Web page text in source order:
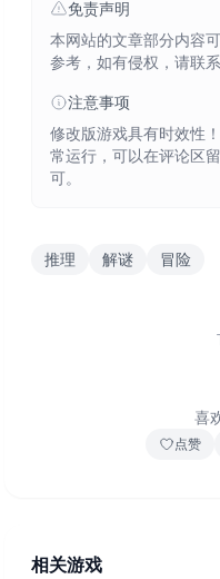
免责声明
本网站的文章部分内容
参考，如有侵权，请联
注意事项
修改版游戏具有时效性
常运行，可以在评论区
可。
推理 解谜 冒险
喜
点赞
相关游戏